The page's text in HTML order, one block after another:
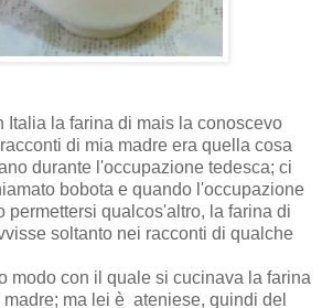
Italia la farina di mais la conoscevo
di mia madre era quella cosa
durante l'occupazione tedesca; ci
bobota e quando l'occupazione
permettersi qualcos'altro, la farina di
soltanto nei racconti di qualche
modo con il quale si cucinava la farina
ma lei è ateniese, quindi del